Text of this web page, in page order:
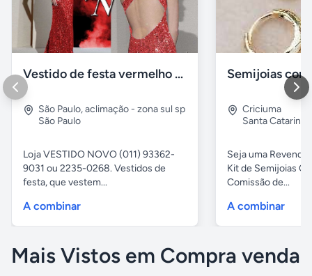
Vestido de festa vermelho com brilho e pedraria
São Paulo,aclimação - zona sul sp
São Paulo
Loja VESTIDO NOVO (011) 93362-
9031 ou 2235-0268. Vestidos de
festa, que vestem...
A combinar
Criciuma
Santa Catarina
Seja uma
Kit de Semijoias
Comissão de...
A combinar
Mais Vistos em Compra venda